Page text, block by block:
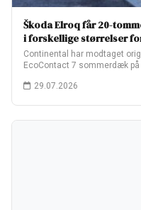
Škoda Elroq får 20-
i forskellige størrelser
Continental har modtaget
EcoContact 7 sommerdæk
29.07.2026